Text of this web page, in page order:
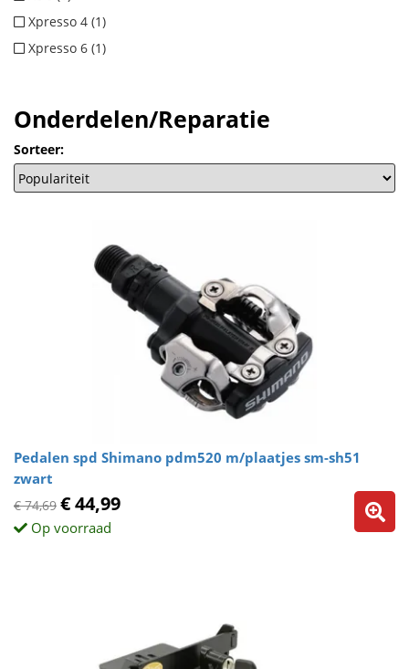
Xpresso 4 (1)
Xpresso 6 (1)
Onderdelen/Reparatie
Sorteer:
Pedalen spd Shimano pdm520 m/plaatjes sm-sh51
zwart
€ 74,69 € 44,99
Op voorraad